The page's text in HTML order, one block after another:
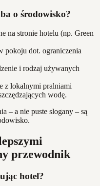
o środowisko?
na stronie hotelu (np. Green
pokoju dot. ograniczenia
i rodzaj używanych
z lokalnymi pralniami
wodę.
– a nie puste slogany – są
przewodnik
hotel?